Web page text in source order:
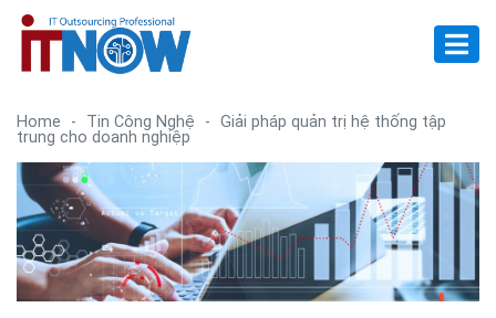
Home - Tin Công Nghệ - Giải pháp quản trị hệ thống tập
trung cho doanh nghiệp